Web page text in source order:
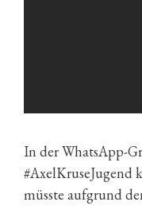
In der WhatsApp-
#AxelKruseJugend
müsste aufgrund